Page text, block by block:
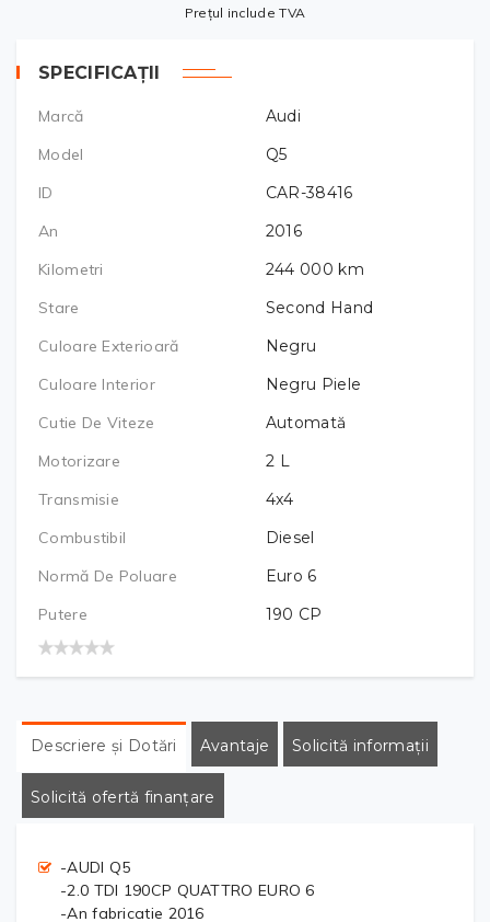
Prețul include TVA
SPECIFICAȚII
Marcă
Audi
Model
Q5
ID
CAR-38416
An
2016
Kilometri
244 000 km
Stare
Second Hand
Culoare Exterioară
Negru
Culoare Interior
Negru Piele
Cutie De Viteze
Automată
Motorizare
2 L
Transmisie
4x4
Combustibil
Diesel
Normă De Poluare
Euro 6
Putere
190 CP
Descriere și Dotări Avantaje Solicită informații
Solicită ofertă finanțare
-AUDI Q5
-2.0 TDI 190CP QUATTRO EURO 6
-An fabricatie 2016